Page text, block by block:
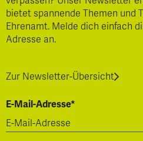
bietet spannende Themen und
Ehrenamt. Melde dich einfach
Adresse an.
Zur Newsletter-Übersicht
E-Mail-Adresse*